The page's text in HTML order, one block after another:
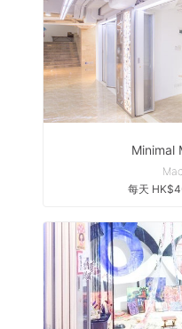
Minimal
每天